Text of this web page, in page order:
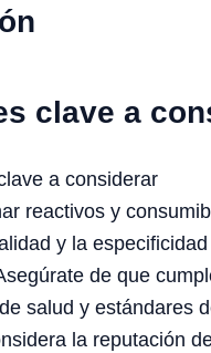
clave a
reactivos y
y la
de que
salud y estándares
la reputación